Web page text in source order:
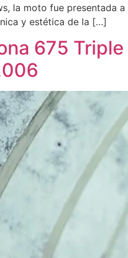
la moto fue presentada
y estética de la […]
675